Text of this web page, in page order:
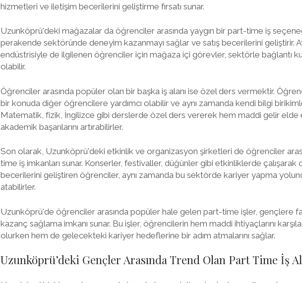
hizmetleri ve iletişim becerilerini geliştirme fırsatı sunar.
Uzunköprü'deki mağazalar da öğrenciler arasında yaygın bir part-time iş
perakende sektöründe deneyim kazanmayı sağlar ve satış becerilerini geliştirir.
endüstrisiyle de ilgilenen öğrenciler için mağaza içi görevler, sektörle bağlantı
olabilir.
Öğrenciler arasında popüler olan bir başka iş alanı ise özel ders vermektir.
bir konuda diğer öğrencilere yardımcı olabilir ve aynı zamanda kendi bilgi
Matematik, fizik, İngilizce gibi derslerde özel ders vererek hem maddi gelir elde
akademik başarılarını artırabilirler.
Son olarak, Uzunköprü'deki etkinlik ve organizasyon şirketleri de öğrenciler
time iş imkanları sunar. Konserler, festivaller, düğünler gibi etkinliklerde çalışarak
becerilerini geliştiren öğrenciler, aynı zamanda bu sektörde kariyer yapma
atabilirler.
Uzunköprü'de öğrenciler arasında popüler hale gelen part-time işler, gençlere
kazanç sağlama imkanı sunar. Bu işler, öğrencilerin hem maddi ihtiyaçlarını
olurken hem de gelecekteki kariyer hedeflerine bir adım atmalarını sağlar.
Uzunköprü’deki Gençler Arasında Trend Olan Part Time İş